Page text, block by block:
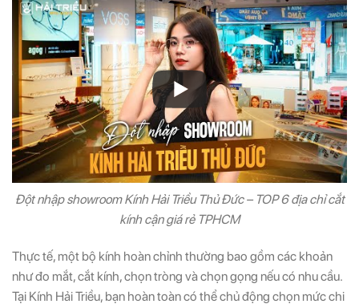
Đột nhập showroom Kính Hải Triều Thủ Đức – TOP 6 địa chỉ cắt
kính cận giá rẻ TPHCM
Thực tế, một bộ kính hoàn chỉnh thường bao gồm các khoản
như đo mắt, cắt kính, chọn tròng và chọn gọng nếu có nhu cầu.
Tại Kính Hải Triều, bạn hoàn toàn có thể chủ động chọn mức chi